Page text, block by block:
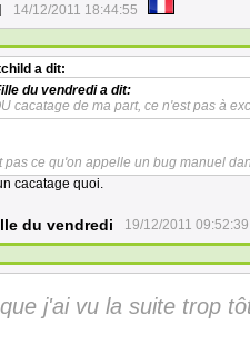
14/12/2011 18:44:55
a dit:
du vendredia dit:
cacatage de ma part, ce n'est pas à
pas ce qu'on appelle un bug manuel
cacatage quoi.
du vendredi 19/12/2011 09:52:39
j'ai vu la suite trop